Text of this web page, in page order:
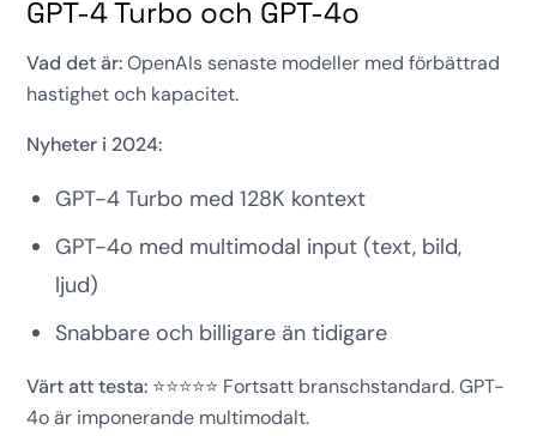
GPT-4 Turbo och GPT-4o
Vad det är:OpenAIs senaste modeller med förbättrad
hastighet och kapacitet.
Nyheter i 2024:
GPT-4 Turbo med 128K kontext
GPT-4o med multimodal input (text, bild,
ljud)
Snabbare och billigare än tidigare
Värt att testa: ⭐⭐⭐⭐⭐ Fortsatt branschstandard. GPT-
4o är imponerande multimodalt.